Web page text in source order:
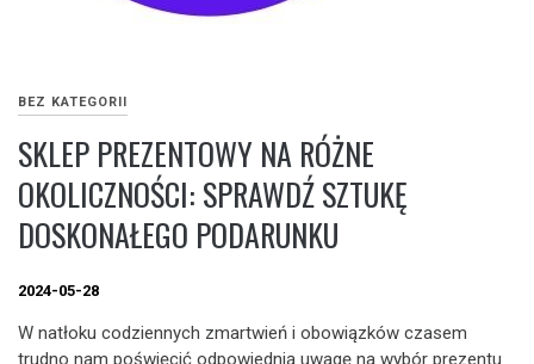
BEZ KATEGORII
SKLEP PREZENTOWY NA RÓŻNE
OKOLICZNOŚCI: SPRAWDŹ SZTUKĘ
DOSKONAŁEGO PODARUNKU
2024-05-28
W natłoku codziennych zmartwień i obowiązków czasem
trudno nam poświęcić odpowiednią uwagę na wybór prezentu